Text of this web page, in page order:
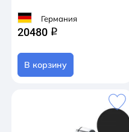
Германия
20480 q
В корзину